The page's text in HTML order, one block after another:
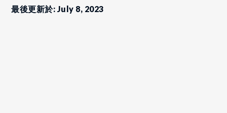
最後更新於: July 8, 2023